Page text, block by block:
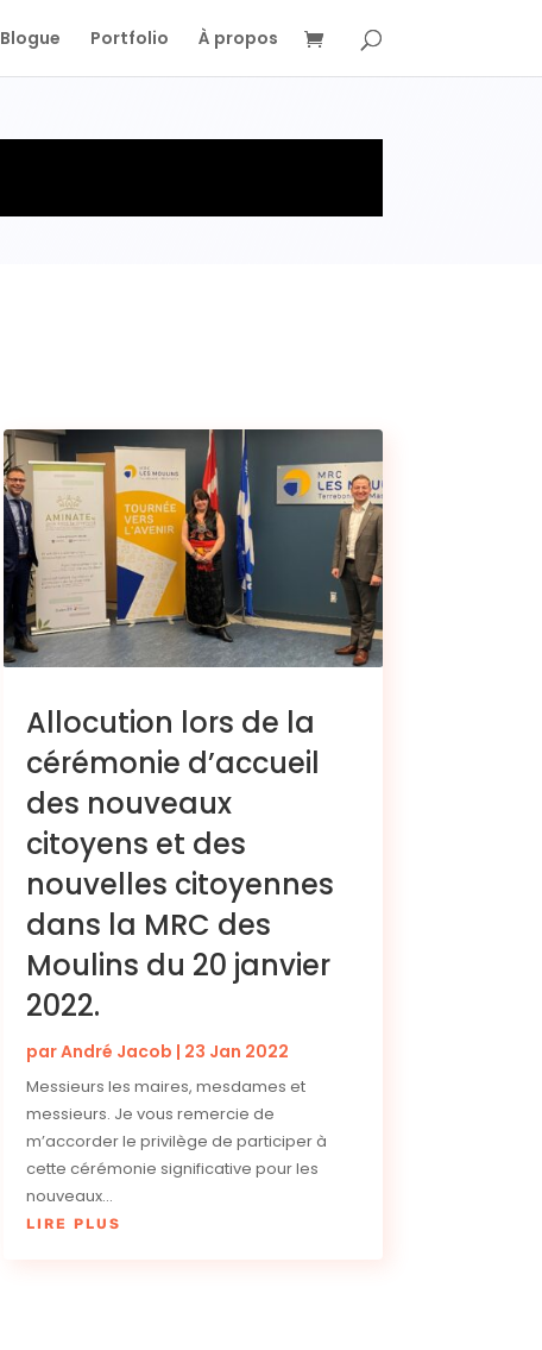
Blogue Portfolio À propos
Allocution lors de la
cérémonie d’accueil
des nouveaux
citoyens et des
nouvelles citoyennes
dans la MRC des
Moulins du 20 janvier
2022.
parAndré Jacob | 23 Jan 2022
Messieurs les maires, mesdames et
messieurs. Je vous remercie de
m’accorder le privilège de participer à
cette cérémonie significative pour les
nouveaux...
LIRE PLUS